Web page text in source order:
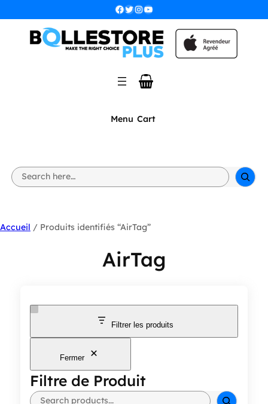
Facebook Twitter InstagramYouTube
Menu Cart
S
e
h
Accueil / Produits identifiés “AirTag”
AirTag
Filtrer les produits
Fermer
Filtre de Produit
Rechercher